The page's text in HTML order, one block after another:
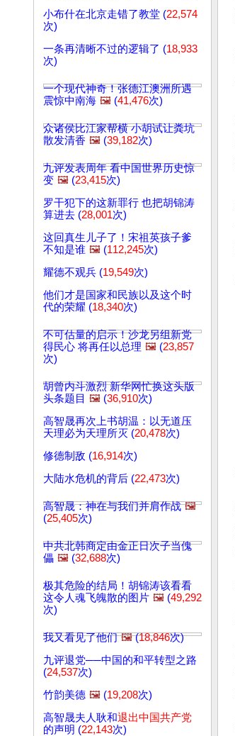
小布什在北京走错了教堂 (22,574
次)
一条再清晰不过的逻辑了 (18,933
次)
一个现代神奇！张德江澳洲所遇
震惊中南海 🖼️ (41,476次)
众诸侯比江家帮横 小胡试让粪坑
散发清香 🖼️ (39,182次)
九评发表周年 看中国世界历史惊
变 🖼️ (23,415次)
罗干犯下的这新罪行 也把胡锦涛
算进去 (28,001次)
这回真生儿子了！宋祖英孩子爹
不知是谁 🖼️ (112,245次)
耀德不观兵 (19,549次)
他们才是国家和民族以及这个时
代的荣耀 (18,340次)
不可估量的启示！沙龙另组新党
得民心 将再任以总理 🖼️ (23,857
次)
胡曾内斗激烈 新华网忙换这头版
头条题目 🖼️ (36,910次)
高智晟再次上书胡温：以无道压
天理必为天理所灭 (20,478次)
修德制敌 (16,914次)
大陆水危机的背后 (22,473次)
高智晟：神在与我们并肩作战 🖼️
(25,405次)
中共北韩商定由金正日次子当傀
儡 🖼️ (32,688次)
极其危险的结局！胡锦涛该看看
这令人魂飞魄散的图片 🖼️ (49,292
次)
我又看见了他们 🖼️(18,846次)
九评退党──中国的和平转型之路
(24,537次)
竹韵美德 🖼️ (19,208次)
高智晟夫人耿和退出中国共产党
的声明 (22,143次)